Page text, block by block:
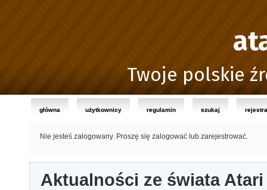
Twoje polskie
główna użytkownicy regulamin szukaj
Nie jesteś zalogowany. Proszę się zalogować lub zarejestrować.
Aktualności ze świata Atari